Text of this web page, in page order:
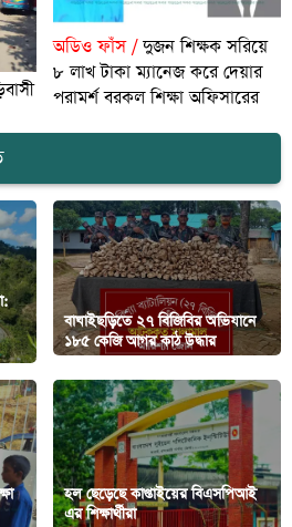
অডিও ফাঁস /দুজন শিক্ষক সরিয়ে
৮ লাখ টাকা ম্যানেজ করে দেয়ার
পরামর্শ বরকল শিক্ষা অফিসারের
বাঘাইছড়িতে ২৭ বিজিবির অভিযানে
১৮৫ কেজি আগর কাঠ উদ্ধার
হল ছেড়েছে কাপ্তাইয়ের বিএসপিআই
এর শিক্ষার্থীরা